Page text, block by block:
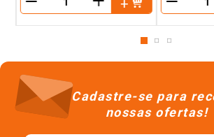
＋
－ －
Cadastre-se para